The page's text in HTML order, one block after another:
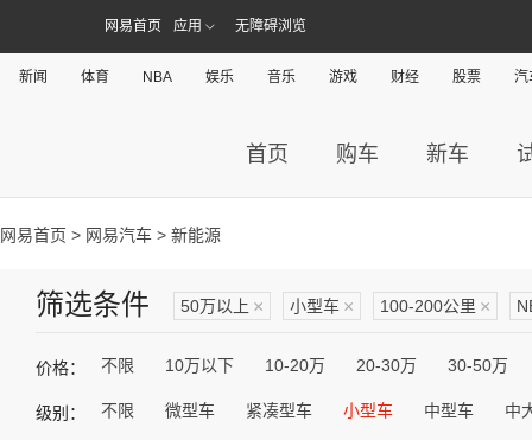
网易首页 应用 无障碍浏览
新闻 体育 NBA 娱乐 音乐 游戏 财经 股票 汽
首页 购车 新车
网易首页 > 网易汽车 > 新能源
筛选条件 50万以上 × 小型车 × 100-200公里 ×
价格： 不限 10万以下 10-20万 20-30万 30-50万
级别： 不限 微型车 紧凑型车 小型车 中型车 中